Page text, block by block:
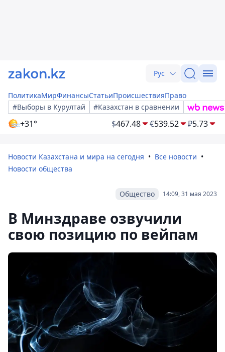
Рус
ПолитикаМирФинансыСтатьиПроисшествияПраво
#Выборы в Курултай
#Казахстан в сравнении
+31° $467.48 €539.52 ₽5.73
Новости Казахстана и мира на сегодня
Все новости
Новости общества
14:09, 31 мая 2023
Общество
В Минздраве озвучили
свою позицию по вейпам